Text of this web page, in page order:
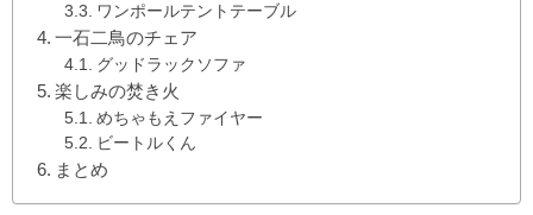
ワンポールテントテーブル
一石二鳥のチェア
グッドラックソファ
楽しみの焚き火
めちゃもえファイヤー
ビートルくん
まとめ